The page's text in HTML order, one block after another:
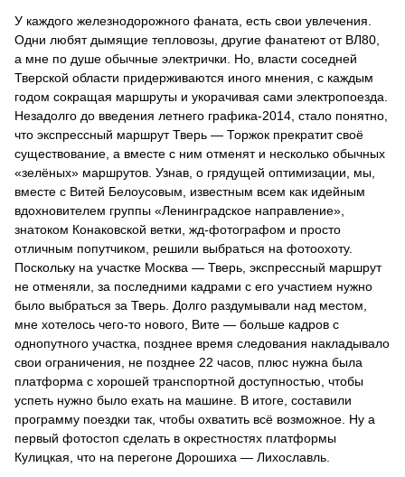
У каждого железнодорожного фаната, есть свои увлечения.
Одни любят дымящие тепловозы, другие фанатеют от ВЛ80,
а мне по душе обычные электрички. Но, власти соседней
Тверской области придерживаются иного мнения, с каждым
годом сокращая маршруты и укорачивая сами электропоезда.
Незадолго до введения летнего графика-2014, стало понятно,
что экспрессный маршрут Тверь — Торжок прекратит своё
существование, а вместе с ним отменят и несколько обычных
«зелёных» маршрутов. Узнав, о грядущей оптимизации, мы,
вместе с Витей Белоусовым, известным всем как идейным
вдохновителем группы «Ленинградское направление»,
знатоком Конаковской ветки, жд-фотографом и просто
отличным попутчиком, решили выбраться на фотоохоту.
Поскольку на участке Москва — Тверь, экспрессный маршрут
не отменяли, за последними кадрами с его участием нужно
было выбраться за Тверь. Долго раздумывали над местом,
мне хотелось чего-то нового, Вите — больше кадров с
однопутного участка, позднее время следования накладывало
свои ограничения, не позднее 22 часов, плюс нужна была
платформа с хорошей транспортной доступностью, чтобы
успеть нужно было ехать на машине. В итоге, составили
программу поездки так, чтобы охватить всё возможное. Ну а
первый фотостоп сделать в окрестностях платформы
Кулицкая, что на перегоне Дорошиха — Лихославль.